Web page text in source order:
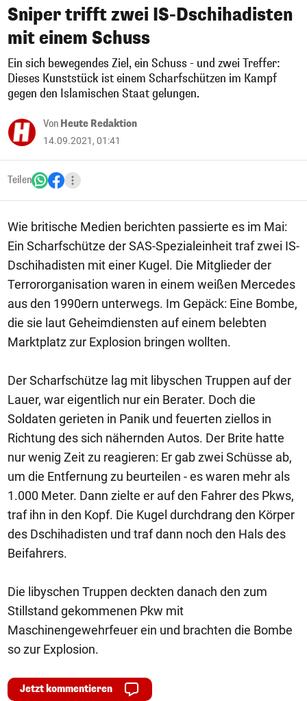
Sniper trifft zwei IS-Dschihadisten
mit einem Schuss
Ein sich bewegendes Ziel, ein Schuss - und zwei Treffer:
Dieses Kunststück ist einem Scharfschützen im Kampf
gegen den Islamischen Staat gelungen.
Von Heute Redaktion
14.09.2021, 01:41
Teilen
Wie britische Medien berichten passierte es im Mai:
Ein Scharfschütze der SAS-Spezialeinheit traf zwei IS-
Dschihadisten mit einer Kugel. Die Mitglieder der
Terrororganisation waren in einem weißen Mercedes
aus den 1990ern unterwegs. Im Gepäck: Eine Bombe,
die sie laut Geheimdiensten auf einem belebten
Marktplatz zur Explosion bringen wollten.
Der Scharfschütze lag mit libyschen Truppen auf der
Lauer, war eigentlich nur ein Berater. Doch die
Soldaten gerieten in Panik und feuerten ziellos in
Richtung des sich nähernden Autos. Der Brite hatte
nur wenig Zeit zu reagieren: Er gab zwei Schüsse ab,
um die Entfernung zu beurteilen - es waren mehr als
1.000 Meter. Dann zielte er auf den Fahrer des Pkws,
traf ihn in den Kopf. Die Kugel durchdrang den Körper
des Dschihadisten und traf dann noch den Hals des
Beifahrers.
Die libyschen Truppen deckten danach den zum
Stillstand gekommenen Pkw mit
Maschinengewehrfeuer ein und brachten die Bombe
so zur Explosion.
Jetzt kommentieren